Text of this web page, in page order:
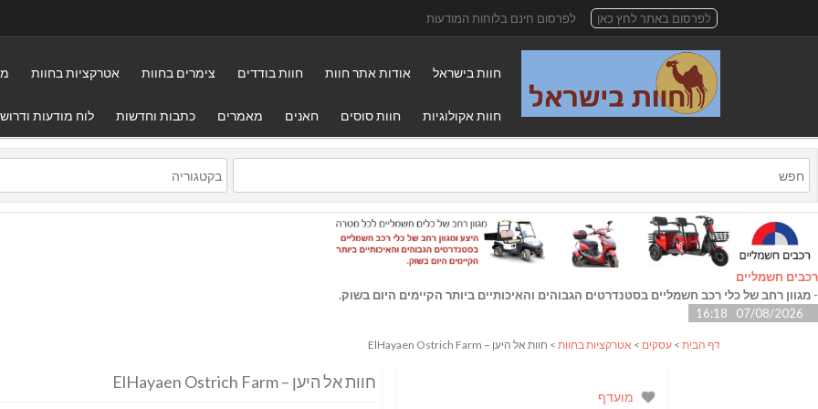
לפרסום באתר לחץ כאן לפרסום חינם בלוחות המודעות
חוות בישראל אודות אתר חוות חוות בודדים צימרים בחוות אטרקציות בחוות
חוות אקולוגיות חוות סוסים חאנים מאמרים כתבות וחדשות לוח מודעות
רכבים חשמליים
- מגוון רחב של כלי רכב חשמליים בסטנדרטים הגבוהים והאיכותיים ביותר הקיימים היום בשוק.
07/08/2026 16:18
דף הבית > עסקים > אטרקציות בחוות > חוות אל היען – ElHayaen Ostrich Farm
חוות אל היען – ElHayaen Ostrich Farm
מועדף